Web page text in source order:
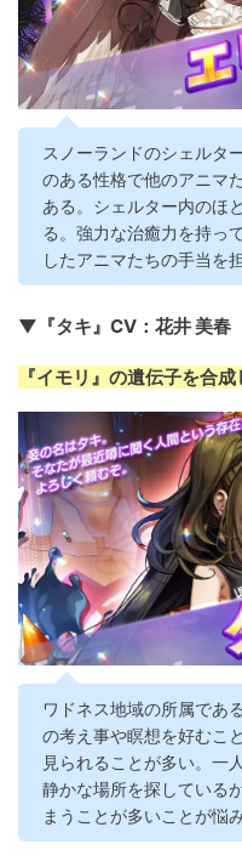
スノーランドのシェルタ
のある性格で他のアニマ
ある。シェルター内のほ
る。強力な治癒力を持っ
したアニマたちの手当を
▼『タキ』CV：花井 美春
『イモリ』の遺伝子を合成
ワドネス地域の所属であ
の考え事や瞑想を好むこ
見られることが多い。一
静かな場所を探している
まうことが多いことが悩み